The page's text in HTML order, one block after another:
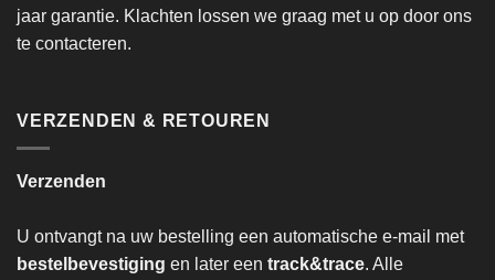
jaar garantie. Klachten lossen we graag met u op door ons
te contacteren.
VERZENDEN & RETOUREN
Verzenden
U ontvangt na uw bestelling een automatische e-mail met
bestelbevestiging en later een track&trace. Alle